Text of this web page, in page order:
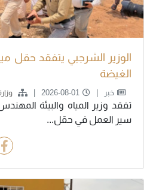
الوزير الشرجبي يتفقد حقل
الغيضة
خبر 2026-08-01
تفقد وزير المياه والبيئة
سير العمل في حقل...